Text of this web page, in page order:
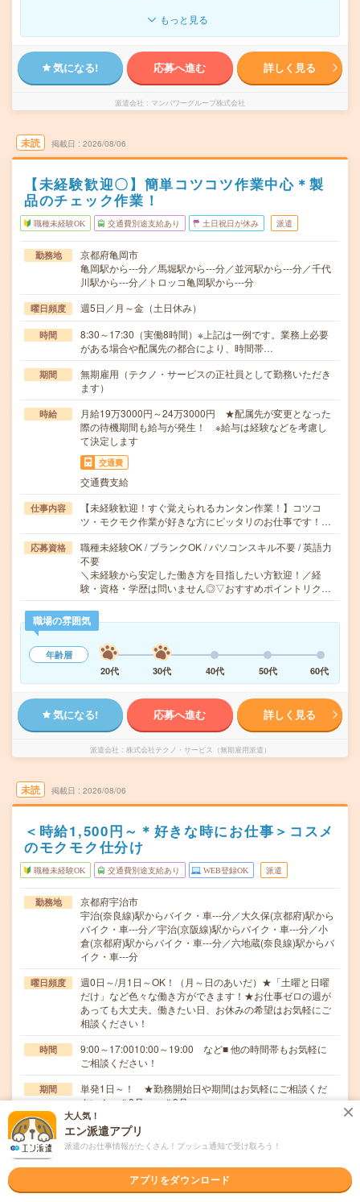
もっと見る
気になる! 応募へ進む 詳しく見る
派遣会社 マンパワーグループ株式会社
未読 掲載日 2026/08/06
【未経験歓迎〇】簡単コツコツ作業中心＊製
品のチェック作業！
職種未経験OK 交通費別途支給あり 土日祝日が休み 派遣
勤務地
京都府亀岡市
亀岡駅から---分／馬堀駅から---分／並河駅から---分／千代
川駅から---分／トロッコ亀岡駅から---分
曜日頻度 週5日／月～金（土日休み）
時間
8:30～17:30（実働8時間）※上記は一例です。業務上必要
がある場合や配属先の都合により、時間帯…
期間
無期雇用（テクノ・サービスの正社員として勤務いただき
ます）
時給
月給19万3000円～24万3000円 ★配属先が変更となった
際の待機期間も給与が発生！ ※給与は経験などを考慮し
て決定します
交通費
交通費支給
仕事内容
【未経験歓迎！すぐ覚えられるカンタン作業！】コツコ
ツ・モクモク作業が好きな方にピッタリのお仕事です！…
応募資格
職種未経験OK / ブランクOK / パソコンスキル不要 / 英語力
不要
＼未経験から安定した働き方を目指したい方歓迎！／経
験・資格・学歴は問いません◎▽おすすめポイントリク…
職場の雰囲気
年齢層
20代
30代 40代 50代 60代
気になる! 応募へ進む 詳しく見る
派遣会社 株式会社テクノ・サービス（無期雇用派遣）
未読 掲載日 2026/08/06
＜時給1,500円～＊好きな時にお仕事＞コスメ
のモクモク仕分け
職種未経験OK 交通費別途支給あり WEB登録OK 派遣
勤務地
京都府宇治市
宇治(奈良線)駅からバイク・車---分／大久保(京都府)駅から
バイク・車---分／宇治(京阪線)駅からバイク・車---分／小
倉(京都府)駅からバイク・車---分／六地蔵(奈良線)駅からバ
イク・車---分
曜日頻度
週0日～/月1日～OK！（月～日のあいだ）★「土曜と日曜
だけ」など色々な働き方ができます！★お仕事ゼロの週が
あっても大丈夫。働きたい日、お休みの希望はお気軽にご
相談ください！
時間
9:00～17:0010:00～19:00 など■ 他の時間帯もお気軽に
ご相談ください！
期間
単発1日～！ ★勤務開始日や期間はお気軽にご相談くだ
さい！ ＃8月～ ＃9月～
時給 時給1,500円～1,875円
交通費
■ 交通費規定内支給 ※派遣先による
仕事内容
＼コスメの仕分け／＜とってもシンプルなので未経験でも
大人気！
エン派遣アプリ
派遣のお仕事情報がたくさん！プッシュ通知で受け取ろう！
アプリをダウンロード